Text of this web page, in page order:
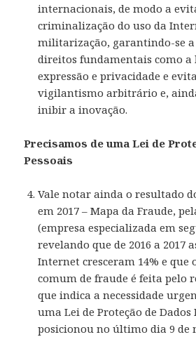
internacionais, de modo a
criminalização do uso da
militarização, garantindo-se a
direitos fundamentais como a
expressão e privacidade e
vigilantismo arbitrário e,
inibir a inovação.
Precisamos de uma Lei de
Pessoais
Vale notar ainda o resultado
em 2017 – Mapa da Fraude,
(empresa especializada em
revelando que de 2016 a 2017
Internet cresceram 14% e que
comum de fraude é feita pelo
que indica a necessidade
uma Lei de Proteção de Dados
posicionou no último dia 9 de